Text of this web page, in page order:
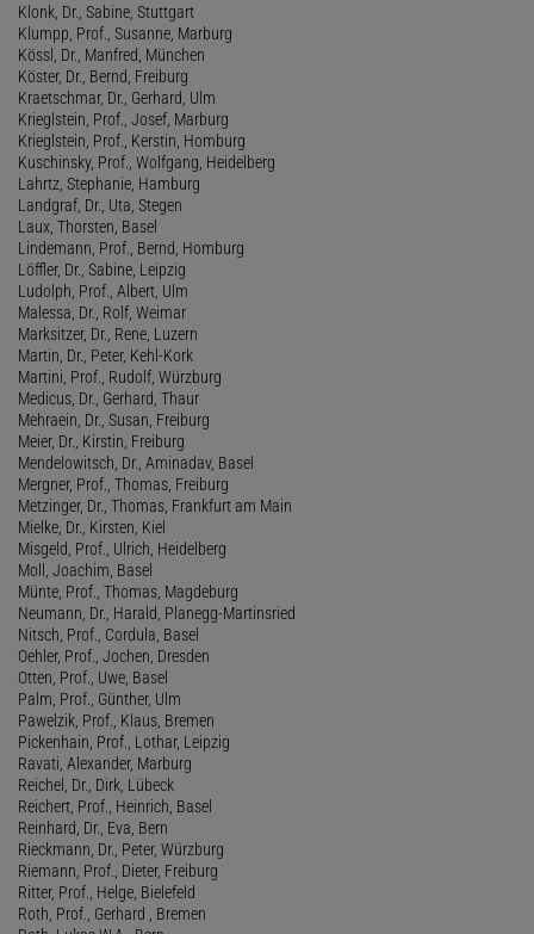
Klonk, Dr., Sabine, Stuttgart
Klumpp, Prof., Susanne, Marburg
Kössl, Dr., Manfred, München
Köster, Dr., Bernd, Freiburg
Kraetschmar, Dr., Gerhard, Ulm
Krieglstein, Prof., Josef, Marburg
Krieglstein, Prof., Kerstin, Homburg
Kuschinsky, Prof., Wolfgang, Heidelberg
Lahrtz, Stephanie, Hamburg
Landgraf, Dr., Uta, Stegen
Laux, Thorsten, Basel
Lindemann, Prof., Bernd, Homburg
Löffler, Dr., Sabine, Leipzig
Ludolph, Prof., Albert, Ulm
Malessa, Dr., Rolf, Weimar
Marksitzer, Dr., Rene, Luzern
Martin, Dr., Peter, Kehl-Kork
Martini, Prof., Rudolf, Würzburg
Medicus, Dr., Gerhard, Thaur
Mehraein, Dr., Susan, Freiburg
Meier, Dr., Kirstin, Freiburg
Mendelowitsch, Dr., Aminadav, Basel
Mergner, Prof., Thomas, Freiburg
Metzinger, Dr., Thomas, Frankfurt am Main
Mielke, Dr., Kirsten, Kiel
Misgeld, Prof., Ulrich, Heidelberg
Moll, Joachim, Basel
Münte, Prof., Thomas, Magdeburg
Neumann, Dr., Harald, Planegg-Martinsried
Nitsch, Prof., Cordula, Basel
Oehler, Prof., Jochen, Dresden
Otten, Prof., Uwe, Basel
Palm, Prof., Günther, Ulm
Pawelzik, Prof., Klaus, Bremen
Pickenhain, Prof., Lothar, Leipzig
Ravati, Alexander, Marburg
Reichel, Dr., Dirk, Lübeck
Reichert, Prof., Heinrich, Basel
Reinhard, Dr., Eva, Bern
Rieckmann, Dr., Peter, Würzburg
Riemann, Prof., Dieter, Freiburg
Ritter, Prof., Helge, Bielefeld
Roth, Prof., Gerhard , Bremen